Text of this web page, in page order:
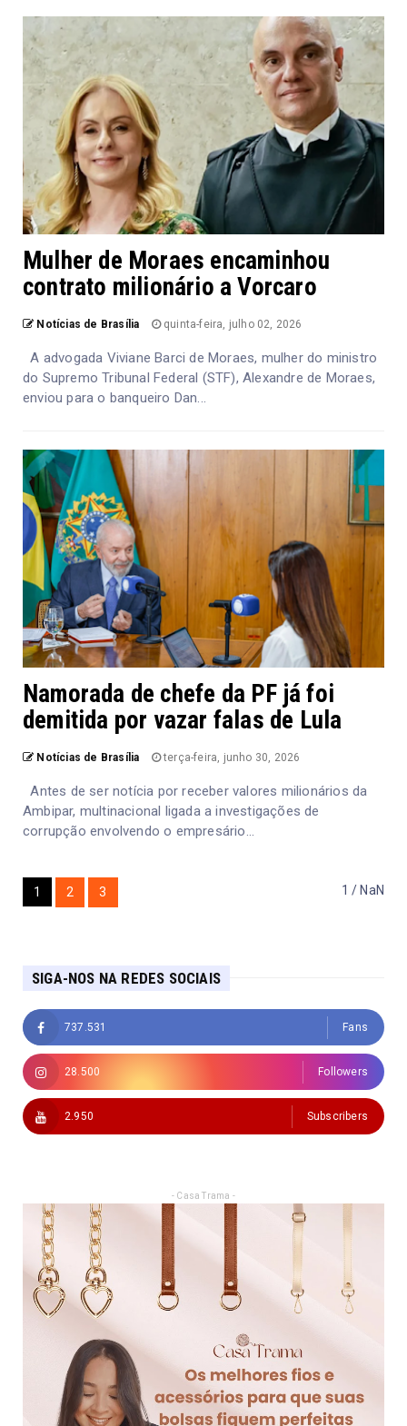
Mulher de Moraes encaminhou
contrato milionário a Vorcaro
Notícias de Brasília quinta-feira, julho 02, 2026
A advogada Viviane Barci de Moraes, mulher do ministro
do Supremo Tribunal Federal (STF), Alexandre de Moraes,
enviou para o banqueiro Dan...
Namorada de chefe da PF já foi
demitida por vazar falas de Lula
Notícias de Brasília terça-feira, junho 30, 2026
Antes de ser notícia por receber valores milionários da
Ambipar, multinacional ligada a investigações de
corrupção envolvendo o empresário...
1 / NaN
1 2 3
SIGA-NOS NA REDES SOCIAIS
737.531 Fans
28.500 Followers
2.950 Subscribers
- Casa Trama -